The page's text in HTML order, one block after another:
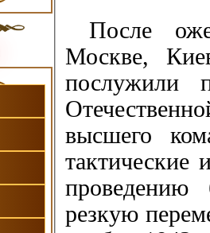
После
Москве,
послужили
высшего
тактические
резкую